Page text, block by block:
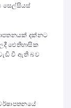
සෙල්සියස්
දක්නට
ඓතිහාසික
වී ඇති බව